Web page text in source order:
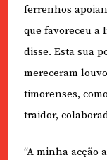
ferrenhos
que favoreceu a
disse. Esta sua
mereceram
timorenses,
traidor,
“A minha acção